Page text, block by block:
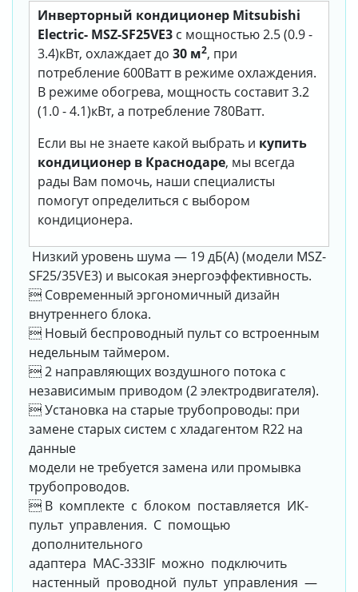
Инверторный кондиционер Mitsubishi
Electric- MSZ-SF25VE3 с мощностью 2.5 (0.9 -
3.4)кВт, охлаждает до 30 м2, при
потребление 600Ватт в режиме охлаждения.
В режиме обогрева, мощность составит 3.2
(1.0 - 4.1)кВт, а потребление 780Ватт.
Если вы не знаете какой выбрать и купить
кондиционер в Краснодаре, мы всегда
рады Вам помочь, наши специалисты
помогут определиться с выбором
кондиционера.
Низкий уровень шума — 19 дБ(А) (модели MSZ-
SF25/35VE3) и высокая энергоэффективность.
 Современный эргономичный дизайн
внутреннего блока.
 Новый беспроводный пульт со встроенным
недельным таймером.
 2 направляющих воздушного потока с
независимым приводом (2 электродвигателя).
 Установка на старые трубопроводы: при
замене старых систем с хладагентом R22 на
данные
модели не требуется замена или промывка
трубопроводов.
 В комплекте с блоком поставляется ИК-
пульт управления. С помощью
дополнительного
адаптера MAC-333IF можно подключить
настенный проводной пульт управления —